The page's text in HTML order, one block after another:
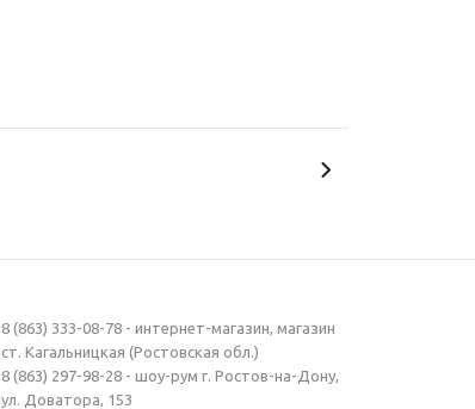
8 (863) 333-08-78 - интернет-магазин, магазин
ст. Кагальницкая (Ростовская обл.)
8 (863) 297-98-28 - шоу-рум г. Ростов-на-Дону,
ул. Доватора, 153